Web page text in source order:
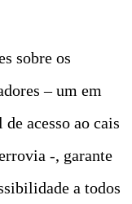
sobre os
– um em
acesso ao cais
-, garante
a todos